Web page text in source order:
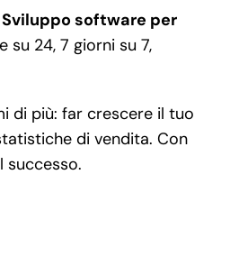
Sviluppo software per
24, 7 giorni su 7,
di più: far crescere il tuo
di vendita. Con
successo.